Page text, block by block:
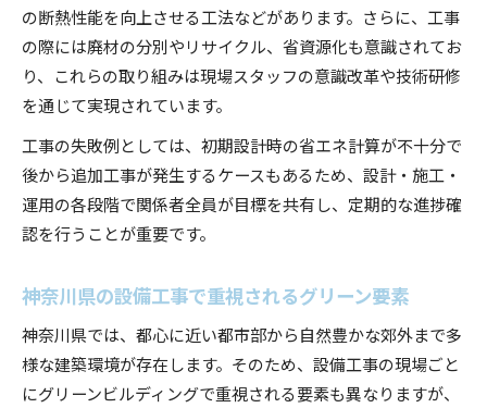
の断熱性能を向上させる工法などがあります。さらに、工事
の際には廃材の分別やリサイクル、省資源化も意識されてお
り、これらの取り組みは現場スタッフの意識改革や技術研修
を通じて実現されています。
工事の失敗例としては、初期設計時の省エネ計算が不十分で
後から追加工事が発生するケースもあるため、設計・施工・
運用の各段階で関係者全員が目標を共有し、定期的な進捗確
認を行うことが重要です。
神奈川県の設備工事で重視されるグリーン要素
神奈川県では、都心に近い都市部から自然豊かな郊外まで多
様な建築環境が存在します。そのため、設備工事の現場ごと
にグリーンビルディングで重視される要素も異なりますが、